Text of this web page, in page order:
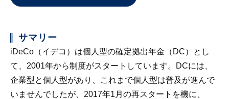
サマリー
iDeCo（イデコ）は個人型の確定拠出年金（DC）とし
て、2001年から制度がスタートしています。DCには、
企業型と個人型があり、これまで個人型は普及が進んで
いませんでしたが、2017年1月の再スタートを機に、